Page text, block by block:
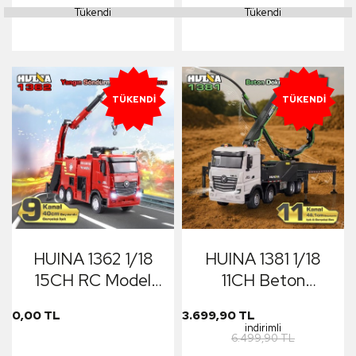
Çok Fonksiyonlu İş
Sesli ve Işıklı
Tükendi
Makinesi - 2.4G
Tükendi
TÜKENDI
HUINA 1362 1/18
15CH RC Model
Söndürme İtfaiye
0,00 TL
TÜKENDI
HUINA 1381 1/18
11CH Beton
Kamyonu İş
Makinesi İnşaat
3.699,90 TL
indirimli
6.499,90 TL